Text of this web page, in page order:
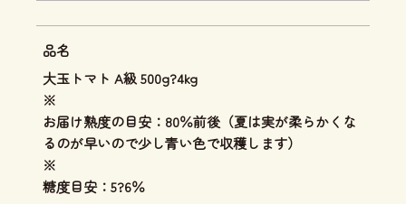
品名
大玉トマト A級 500g?4kg
※
お届け熟度の目安：80％前後（夏は実が柔らかくな
るのが早いので少し青い色で収穫します）
※
糖度目安：5?6％